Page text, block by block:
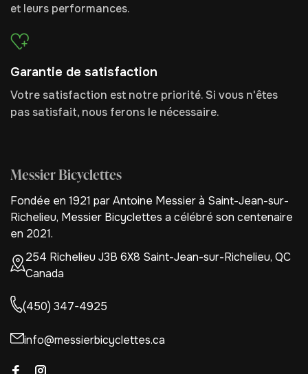
et leurs performances.
Garantie de satisfaction
Votre satisfaction est notre priorité. Si vous n'êtes
pas satisfait, nous ferons le nécessaire.
Messier Bicyclettes
Fondée en 1921 par Antoine Messier à Saint-Jean-sur-
Richelieu, Messier Bicyclettes a célébré son centenaire
en 2021.
254 Richelieu J3B 6X8 Saint-Jean-sur-Richelieu, QC
Canada
(450) 347-4925
info@messierbicyclettes.ca